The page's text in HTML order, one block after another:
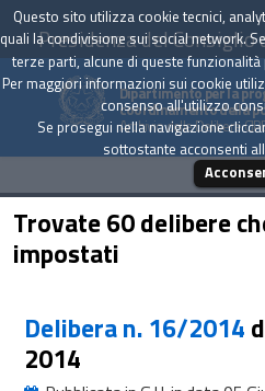
Presidenza del
Dipartimento per la
coordinamento della
Archivio delle Delibere
Trovate 60 delibere
impostati
Delibera n. 16/2014
2014
Questo sito utilizza cookie tecnici,
quali la condivisione sui social network.
terze parti, alcune di queste
Per maggiori informazioni sui cookie
consenso all'utilizzo
Se prosegui nella navigazione
sottostante acconsenti